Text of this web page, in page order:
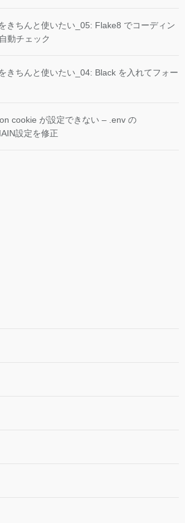
きちんと使いたい_05: Flake8 でコーディン
動チェック
きちんと使いたい_04: Black を入れてフォー
cookie が設定できない – .env の
設定を修正